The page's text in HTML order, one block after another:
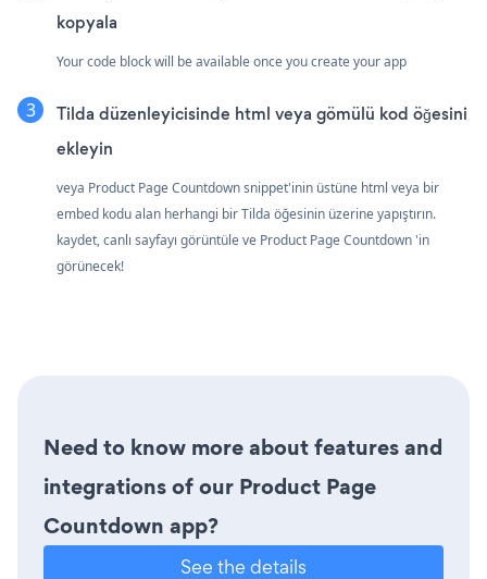
kopyala
Your code block will be available once you create your app
Tilda düzenleyicisinde html veya gömülü kod öğesini
ekleyin
veya Product Page Countdown snippet'inin üstüne html veya bir
embed kodu alan herhangi bir Tilda öğesinin üzerine yapıştırın.
kaydet, canlı sayfayı görüntüle ve Product Page Countdown 'in
görünecek!
Need to know more about features and
integrations of our Product Page
Countdown app?
See the details